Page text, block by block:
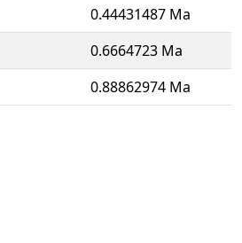
0.44431487 Ma
0.6664723 Ma
0.88862974 Ma